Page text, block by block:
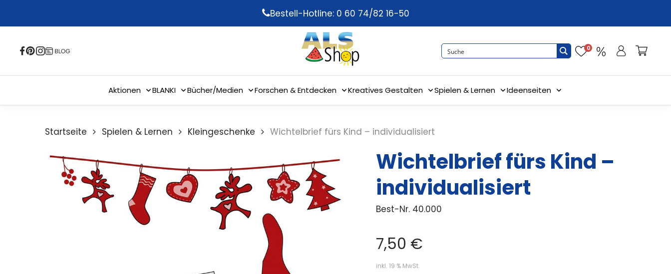
content
Bestell-Hotline: 0 60 74/82 16-50
0
Aktionen BLANKI Bücher/Medien Forschen & Entdecken Kreatives Gestalten Spielen & Lernen Ideenseiten
Startseite Spielen & Lernen Kleingeschenke Wichtelbrief fürs Kind – individualisiert
Wichtelbrief fürs Kind –
individualisiert
Best-Nr. 40.000
7,50 €
inkl. 19 % MwSt.